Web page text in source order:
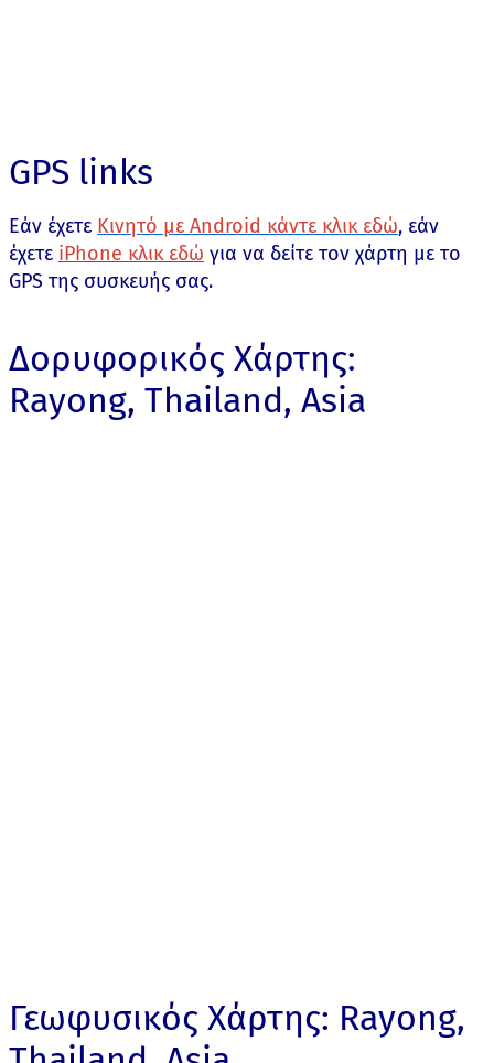
GPS links
Εάν έχετε Κινητό με Android κάντε κλικ εδώ, εάν
έχετε iPhone κλικ εδώ για να δείτε τον χάρτη με το
GPS της συσκευής σας.
Δορυφορικός Χάρτης:
Rayong, Thailand, Asia
Γεωφυσικός Χάρτης: Rayong,